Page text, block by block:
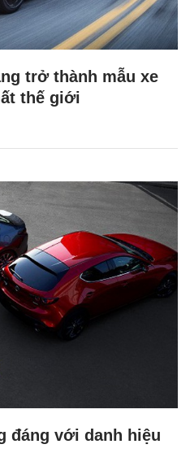
trở thành mẫu xe
thế giới
đáng với danh hiệu